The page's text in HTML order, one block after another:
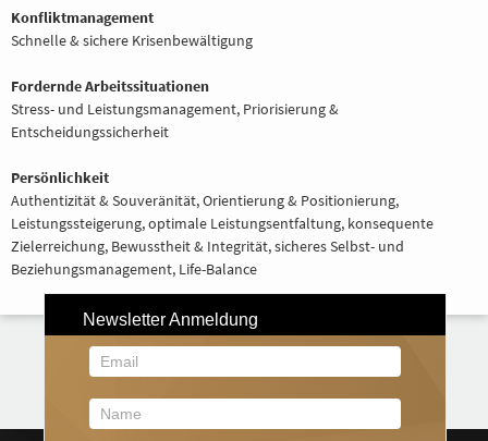
Konfliktmanagement
Schnelle & sichere Krisenbewältigung
Fordernde Arbeitssituationen
Stress- und Leistungsmanagement, Priorisierung &
Entscheidungssicherheit
Persönlichkeit
Authentizität & Souveränität, Orientierung & Positionierung,
Leistungssteigerung, optimale Leistungsentfaltung, konsequente
Zielerreichung, Bewusstheit & Integrität, sicheres Selbst- und
Beziehungsmanagement, Life-Balance